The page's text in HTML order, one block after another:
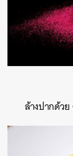
ล้างปากด้วย